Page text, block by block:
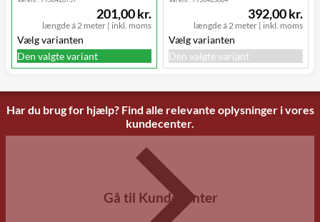
længde á 2 meter | inkl. moms
201,00 kr.
Vælg varianten
Den valgte variant
længde á 2 meter | inkl. moms
392,00 kr.
Vælg varianten
Den valgte variant
Har du brug for hjælp? Find alle relevante oplysninger i vores
kundecenter.
Gå til Kundecenter